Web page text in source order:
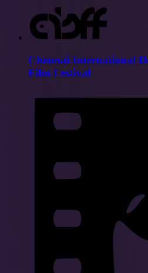
Chennai International
Film Festival